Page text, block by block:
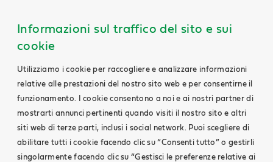
Informazioni sul traffico del sito e sui
cookie
Utilizziamo i cookie per raccogliere e analizzare informazioni
relative alle prestazioni del nostro sito web e per consentirne il
funzionamento. I cookie consentono a noi e ai nostri partner di
mostrarti annunci pertinenti quando visiti il nostro sito e altri
siti web di terze parti, inclusi i social network. Puoi scegliere di
abilitare tutti i cookie facendo clic su “Consenti tutto” o gestirli
singolarmente facendo clic su “Gestisci le preferenze relative ai